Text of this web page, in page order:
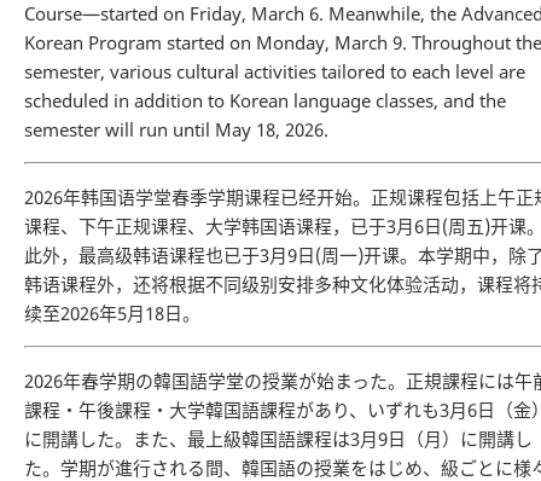
Course—started on Friday, March 6. Meanwhile, the
Korean Program started on Monday, March 9. Throughout the
semester, various cultural activities tailored to each level are
scheduled in addition to Korean language classes, and the
semester will run until May 18, 2026.
2026年韩国语学堂春季学期课程已经开始。正规课程包括上午正
课程、下午正规课程、大学韩国语课程，已于3月6日(周五)开课
此外，最高级韩语课程也已于3月9日(周一)开课。本学期中，除
韩语课程外，还将根据不同级别安排多种文化体验活动，课程将
续至2026年5月18日。
2026年春学期の韓国語学堂の授業が始まった。正規課程には午
課程・午後課程・大学韓国語課程があり、いずれも3月6日（金
に開講した。また、最上級韓国語課程は3月9日（月）に開講し
た。学期が進行される間、韓国語の授業をはじめ、級ごとに様